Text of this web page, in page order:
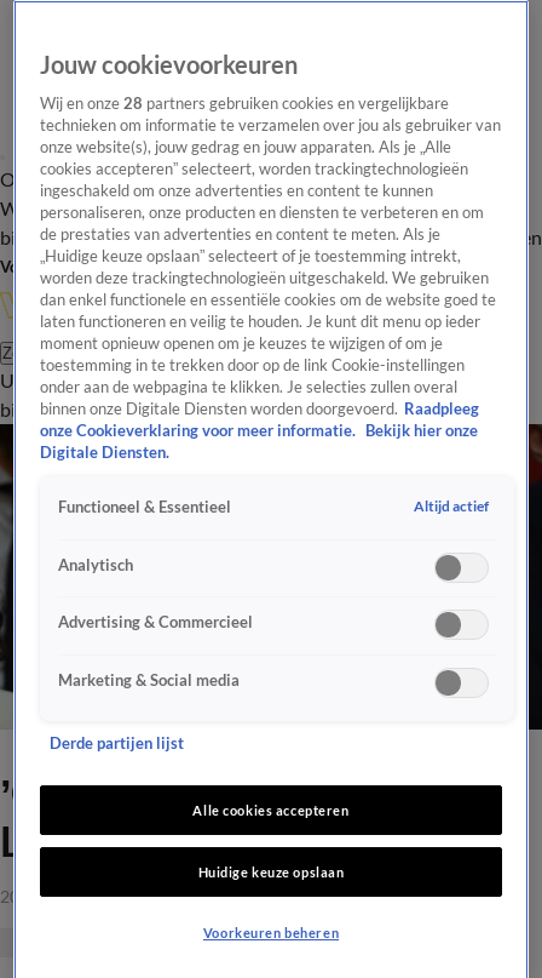
Overzicht Onze programma's Uitzendingen Onze gezichten
In de
WandelgangenInterviewsUitzending
bijwonenPodcastShopVeelgestelde vragenKijkersvraag insturen
Volg Vandaag Inside
Zoeken
UitzendingenVandaag InsideDe OranjezomerShopUitzending
bijwonen
’Clubs kunnen niet uit Super
League stappen’
20 apr 2021, 08:53
Jouw cookievoorkeuren
Wij en onze28 partners gebruiken cookies en vergelijkbare
technieken om informatie te verzamelen over jou als gebruiker van
onze website(s), jouw gedrag en jouw apparaten. Als je „Alle
cookies accepteren” selecteert, worden trackingtechnologieën
ingeschakeld om onze advertenties en content te kunnen
personaliseren, onze producten en diensten te verbeteren en om
de prestaties van advertenties en content te meten. Als je
„Huidige keuze opslaan” selecteert of je toestemming intrekt,
worden deze trackingtechnologieën uitgeschakeld. We gebruiken
dan enkel functionele en essentiële cookies om de website goed te
laten functioneren en veilig te houden. Je kunt dit menu op ieder
moment opnieuw openen om je keuzes te wijzigen of om je
toestemming in te trekken door op de link Cookie-instellingen
onder aan de webpagina te klikken. Je selecties zullen overal
binnen onze Digitale Diensten worden doorgevoerd. Raadpleeg
onze Cookieverklaring voor meer informatie.
Bekijk hier onze
Digitale Diensten.
Functioneel & Essentieel Altijd actief
Analytisch
Advertising & Commercieel
Marketing & Social media
Derde partijen lijst
Alle cookies accepteren
Huidige keuze opslaan
Voorkeuren beheren